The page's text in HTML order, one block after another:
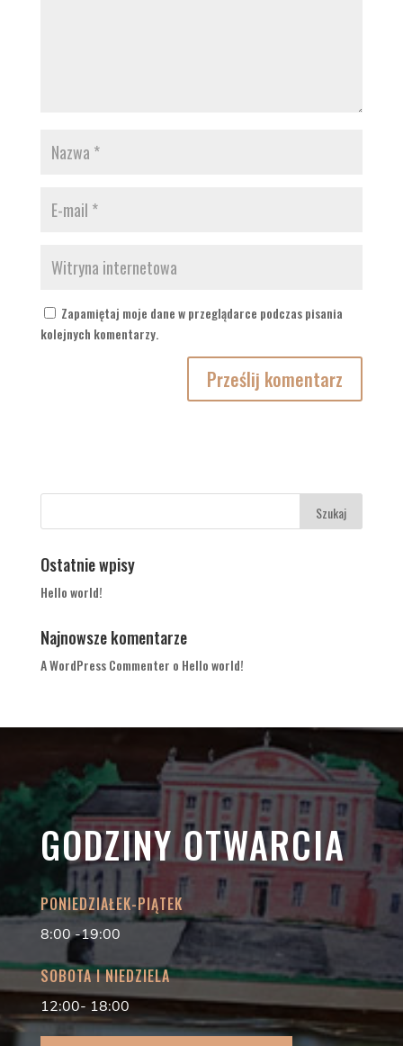
Zapamiętaj moje dane w przeglądarce podczas pisania
kolejnych komentarzy.
Ostatnie wpisy
Hello world!
Najnowsze komentarze
A WordPress Commenter o Hello world!
GODZINY OTWARCIA
PONIEDZIAŁEK-PIĄTEK
8:00 -19:00
SOBOTA I NIEDZIELA
12:00- 18:00